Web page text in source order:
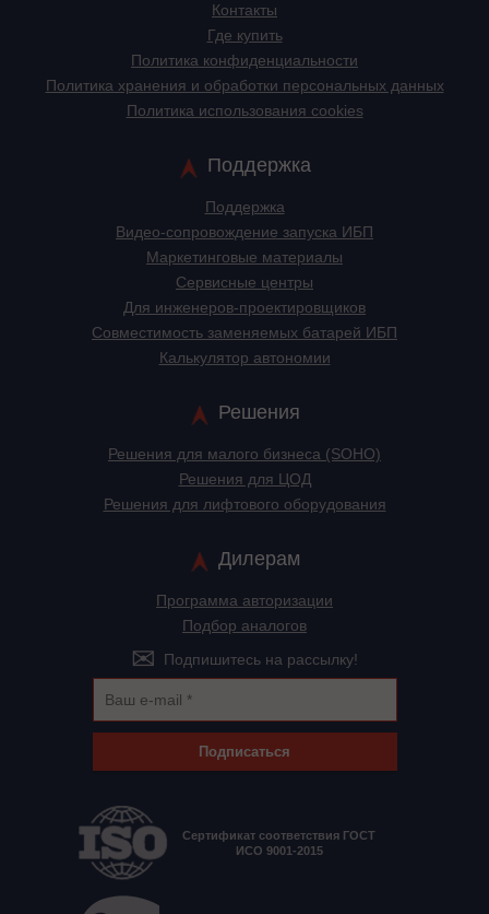
Контакты
Где купить
Политика конфиденциальности
Политика хранения и обработки персональных данных
Политика использования cookies
Поддержка
Поддержка
Видео-сопровождение запуска ИБП
Маркетинговые материалы
Сервисные центры
Для инженеров-проектировщиков
Cовместимость заменяемых батарей ИБП
Калькулятор автономии
Решения
Решения для малого бизнеса (SOHO)
Решения для ЦОД
Решения для лифтового оборудования
Дилерам
Программа авторизации
Подбор аналогов
Подпишитесь на рассылку!
Подписаться
Сертификат соответствия ГОСТ
ИСО 9001-2015